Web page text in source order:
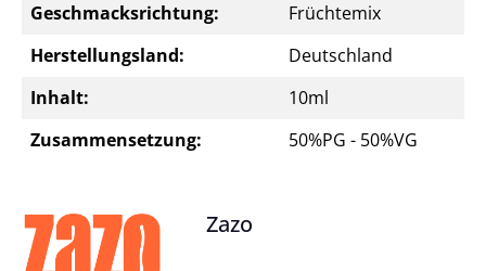
Geschmacksrichtung:
Früchtemix
Herstellungsland:
Deutschland
Inhalt:
10ml
Zusammensetzung:
50%PG - 50%VG
Zazo